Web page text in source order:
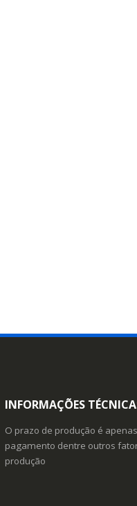
INFORMAÇÕES
O prazo de produção é
pagamento dentre outros
produção